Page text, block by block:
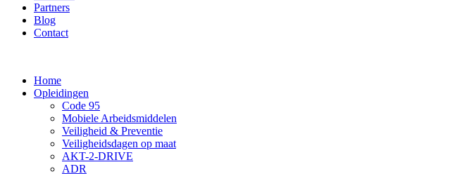
Partners
Blog
Contact
Home
Opleidingen
Code 95
Mobiele Arbeidsmiddelen
Veiligheid & Preventie
Veiligheidsdagen op maat
AKT-2-DRIVE
ADR